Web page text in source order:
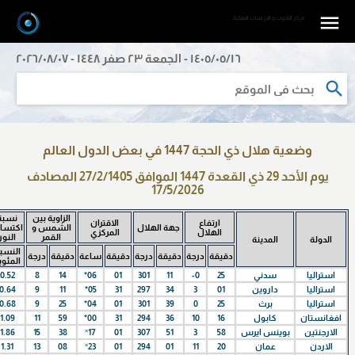
١٤٠٥/٠٥/١٦ - الجمعة ٢٣ صفر ١٤٤٨ - ٢٠٢٦/٠٨/٠٧
مرکز البحوث و الدراسات الفلکیة
وضعية هلال ذي الحجة 1447 في بعض الدول العالم
یوم الأحد 29 ذي القعدة 1447 الموافق 27/2/1405 المصادف
17/5/2026
الدولة المدينة
ارتفاع
الهلال
جهة الهلال
الاقتران
المركزي
الزاویة بین
الشمس و
القمر
دقيقة درجة دقيقة درجة دقيقة ساعة دقيقة درجة
استراليا
سدني 25
-0
11
301
01
*06
14
8
0.52
استراليا
داروين 01
3
34
297
31
*05
11
9
استراليا
برث 25
0
39
301
01
*04
25
9
افغانستان
كابول 16
10
36
294
31
*00
59
11
1.09
الارجنتين
بوينس ايرس 58
3
51
307
01
˟17
38
15
1.86
الاردن
عمان 20
11
01
294
01
˟23
08
13
1.31